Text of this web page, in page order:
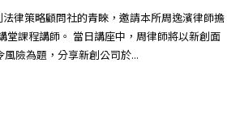
法律策略顧問社的青睞，邀請本所周逸濱律師擔
座中，周律師將以新創面
險為題，分享新創公司於...